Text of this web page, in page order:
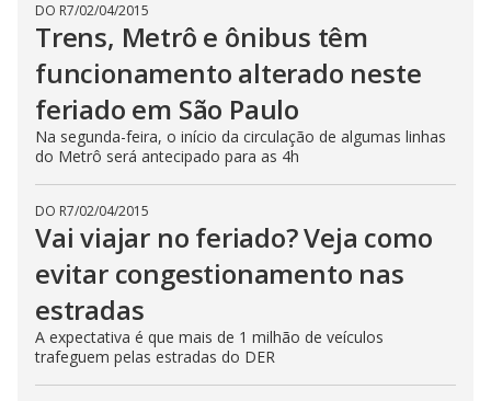
DO R7/02/04/2015
Trens, Metrô e ônibus têm
funcionamento alterado neste
feriado em São Paulo
Na segunda-feira, o início da circulação de algumas linhas
do Metrô será antecipado para as 4h
DO R7/02/04/2015
Vai viajar no feriado? Veja como
evitar congestionamento nas
estradas
A expectativa é que mais de 1 milhão de veículos
trafeguem pelas estradas do DER